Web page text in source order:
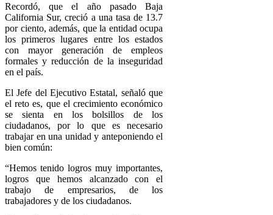
Recordó, que el año pasado Baja
California Sur, creció a una tasa de 13.7
por ciento, además, que la entidad ocupa
los primeros lugares entre los estados
con mayor generación de empleos
formales y reducción de la inseguridad
en el país.
El Jefe del Ejecutivo Estatal, señaló que
el reto es, que el crecimiento económico
se sienta en los bolsillos de los
ciudadanos, por lo que es necesario
trabajar en una unidad y anteponiendo el
bien común:
“Hemos tenido logros muy importantes,
logros que hemos alcanzado con el
trabajo de empresarios, de los
trabajadores y de los ciudadanos.